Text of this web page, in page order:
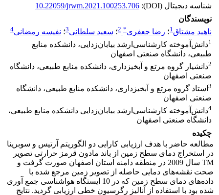
شناسه دیجیتال (DOI):
10.22059/jrwm.2021.100253.706
نویسندگان
ناهید مشتاق1؛ رضا جعفری*
2؛ سعید سلطانی3؛ نفیسه رمضانی4
1دانش‌آموخته کارشناسی‌ارشد بیابان‌زدایی، دانشکده منابع
طبیعی، دانشگاه صنعتی اصفهان
2دانشیار گروه مرتع و آبخیزداری، دانشکده منابع طبیعی، دانشگاه
صنعتی اصفهان
3 استاد گروه مرتع و آبخیزداری، دانشکده منابع طبیعی، دانشگاه
صنعتی اصفهان
4دانش‌آموخته کارشناسی‌ارشد بیابان‌زدایی دانشکده منابع طبیعی،
دانشگاه صنعتی اصفهان
چکیده
مطالعه حاضر با هدف ارزیابی کارایی دو الگوریتم آرتیس و سوبرینا
در استخراج دمای سطح زمین از باند مادون قرمز حرارتی تصویر
TM سال 2009 در منطقه دامنه استان اصفهان صورت گرفت و
صحت نقشه‌های دمایی حاصله از تصویر زمین مرجع شده با
داده‌های دمای سطح زمین که در 10 ایستگاه هواشناسی جمع آوری
شده بود با استفاده از آنالیز رگرسیون خطی ارزیابی گردید. نتایج